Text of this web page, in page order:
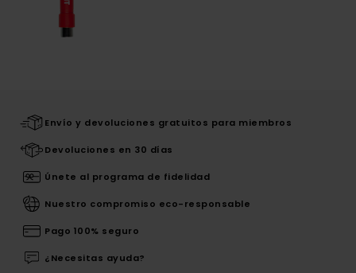
Envío y devoluciones gratuitos para miembros
Devoluciones en 30 días
Únete al programa de fidelidad
Nuestro compromiso eco-responsable
Pago 100% seguro
¿Necesitas ayuda?